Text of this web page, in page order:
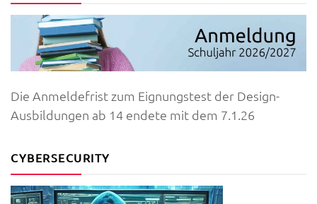
Die Anmeldefrist zum Eignungstest der Design-
Ausbildungen ab 14 endete mit dem 7.1.26
CYBERSECURITY